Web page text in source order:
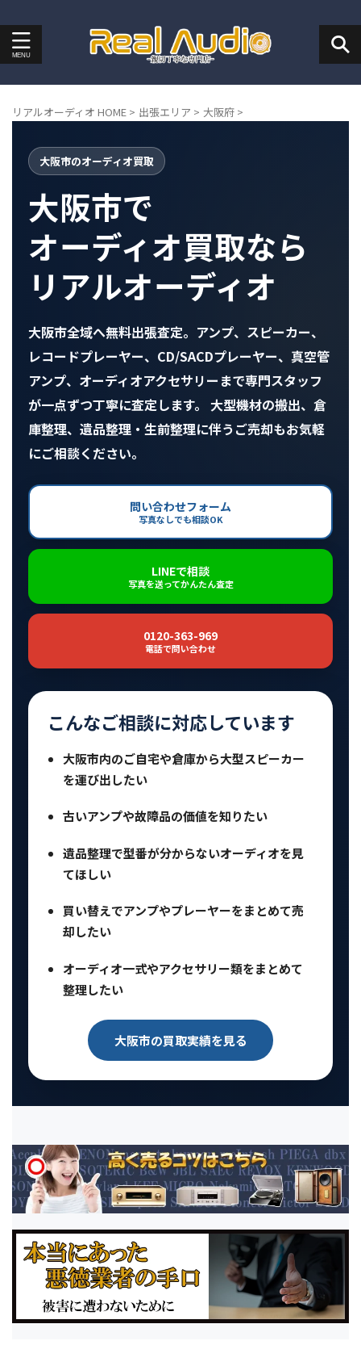
リアルオーディオ HOME > 出張エリア > 大阪府 >
大阪市のオーディオ買取
大阪市で
オーディオ買取なら
リアルオーディオ
大阪市全域へ無料出張査定。アンプ、スピーカー、
レコードプレーヤー、CD/SACDプレーヤー、真空管
アンプ、オーディオアクセサリーまで専門スタッフ
が一点ずつ丁寧に査定します。 大型機材の搬出、倉
庫整理、遺品整理・生前整理に伴うご売却もお気軽
にご相談ください。
問い合わせフォーム
写真なしでも相談OK
LINEで相談
写真を送ってかんたん査定
0120-363-969
電話で問い合わせ
こんなご相談に対応しています
大阪市内のご自宅や倉庫から大型スピーカー
を運び出したい
古いアンプや故障品の価値を知りたい
遺品整理で型番が分からないオーディオを見
てほしい
買い替えでアンプやプレーヤーをまとめて売
却したい
オーディオ一式やアクセサリー類をまとめて
整理したい
大阪市の買取実績を見る